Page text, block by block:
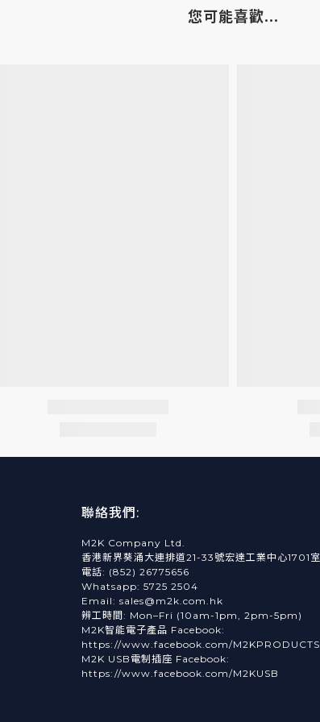
您可能喜歡...
聯絡我們:
M2K Company Ltd.
香港新界葵涌大連排道21-33號宏達工業中心1701室
電話: (852) 26775656
Whatsapp: 5725 2504
Email: sales@m2k.com.hk
辨工時間: Mon–Fri (10am-1pm, 2pm-5pm)
M2K智能電子產品 Facebook:
https://www.facebook.com/M2KPRODUCTS
M2K USB電制插座 Facebook:
https://www.facebook.com/M2KUSB